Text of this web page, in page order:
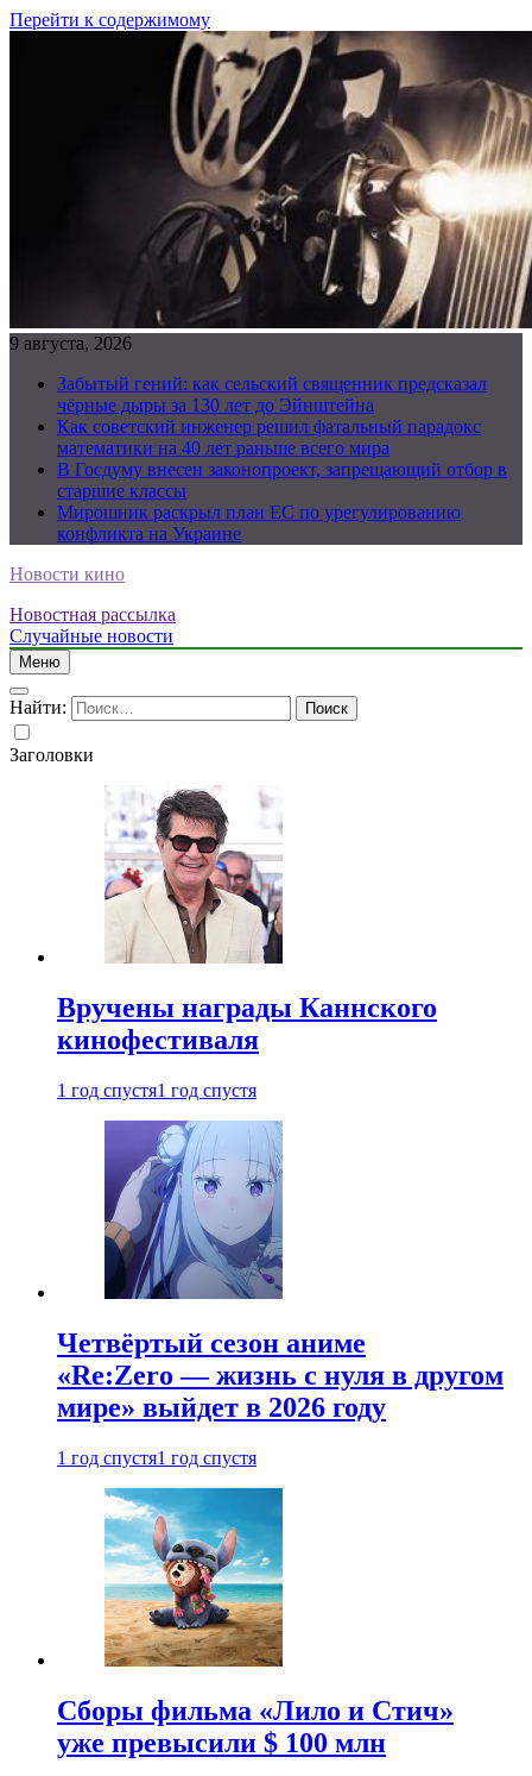
Перейти к содержимому
9 августа, 2026
Забытый гений: как сельский священник предсказал
чёрные дыры за 130 лет до Эйнштейна
Как советский инженер решил фатальный парадокс
математики на 40 лет раньше всего мира
В Госдуму внесен законопроект, запрещающий отбор в
старшие классы
Мирошник раскрыл план ЕС по урегулированию
конфликта на Украине
Новости кино
Новостная рассылка
Случайные новости
Меню
Найти:
Заголовки
Вручены награды Каннского
кинофестиваля
1 год спустя1 год спустя
Четвёртый сезон аниме
«Re:Zero — жизнь с нуля в другом
мире» выйдет в 2026 году
1 год спустя1 год спустя
Сборы фильма «Лило и Стич»
уже превысили $ 100 млн